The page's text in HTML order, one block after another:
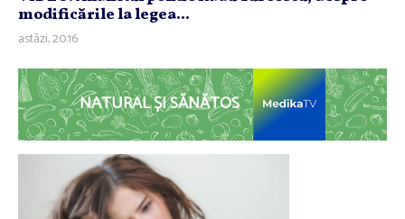
modificările la legea...
astăzi, 20:16
NATURAL ȘI SĂNĂTOS